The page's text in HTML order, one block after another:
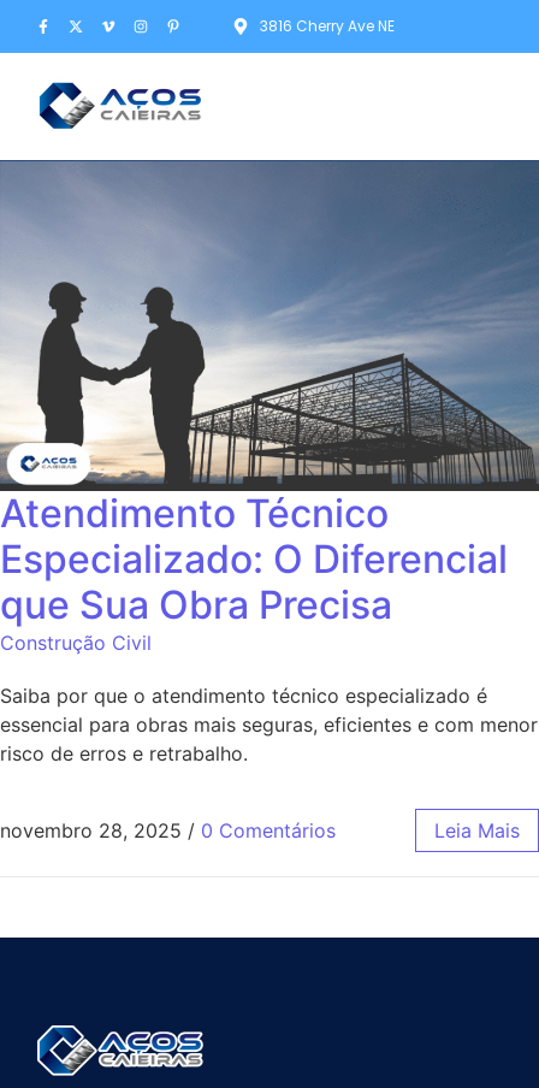
3816 Cherry Ave NE
Atendimento Técnico
Especializado: O Diferencial
que Sua Obra Precisa
Construção Civil
Saiba por que o atendimento técnico especializado é
essencial para obras mais seguras, eficientes e com menor
risco de erros e retrabalho.
novembro 28, 2025 / 0 Comentários Leia Mais